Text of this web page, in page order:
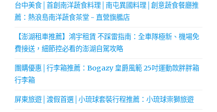
台中美食│首創南洋蔬食料理│南屯異國料理│創意蔬食餐廳推
薦：熱浪島南洋蔬食茶堂 - 直營旗艦店
【澎湖租車推薦】鴻宇租賃 不踩雷指南：全車隊極新、機場免
費接送，細節控必看的澎湖自駕攻略
團購優惠│行李箱推薦：Bogazy 皇爵風範 25吋運動款胖胖箱
行李箱
屏東旅遊│渡假首選│小琉球套裝行程推薦：小琉球崇獅旅遊